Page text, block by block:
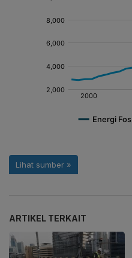
ARTIKEL TERKAIT